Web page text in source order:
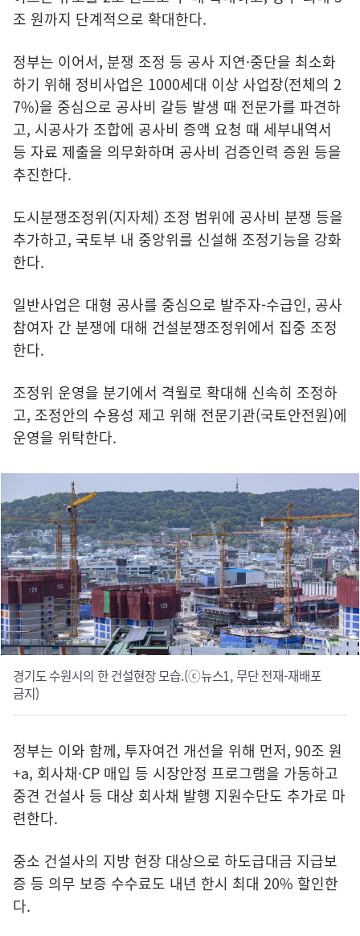
조 원까지 단계적으로 확대한다.
정부는 이어서, 분쟁 조정 등 공사 지연·중단을 최소화
하기 위해 정비사업은 1000세대 이상 사업장(전체의 2
7%)을 중심으로 공사비 갈등 발생 때 전문가를 파견하
고, 시공사가 조합에 공사비 증액 요청 때 세부내역서
등 자료 제출을 의무화하며 공사비 검증인력 증원 등을
추진한다.
도시분쟁조정위(지자체) 조정 범위에 공사비 분쟁 등을
추가하고, 국토부 내 중앙위를 신설해 조정기능을 강화
한다.
일반사업은 대형 공사를 중심으로 발주자-수급인, 공사
참여자 간 분쟁에 대해 건설분쟁조정위에서 집중 조정
한다.
조정위 운영을 분기에서 격월로 확대해 신속히 조정하
고, 조정안의 수용성 제고 위해 전문기관(국토안전원)에
운영을 위탁한다.
경기도 수원시의 한 건설현장 모습.(ⓒ뉴스1, 무단 전재-재배포
금지)
정부는 이와 함께, 투자여건 개선을 위해 먼저, 90조 원
+a, 회사채·CP 매입 등 시장안정 프로그램을 가동하고
중견 건설사 등 대상 회사채 발행 지원수단도 추가로 마
련한다.
중소 건설사의 지방 현장 대상으로 하도급대금 지급보
증 등 의무 보증 수수료도 내년 한시 최대 20% 할인한
다.